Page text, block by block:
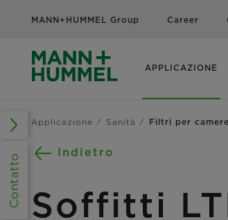
MANN+HUMMEL Group Career
APPLICAZIONE
Applicazione Sanità Filtri per
Indietro
Soffitti
Contatto